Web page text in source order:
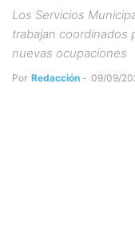
Los Servicios
trabajan coordinados
nuevas ocupaciones
Por Redacción - 09/09/